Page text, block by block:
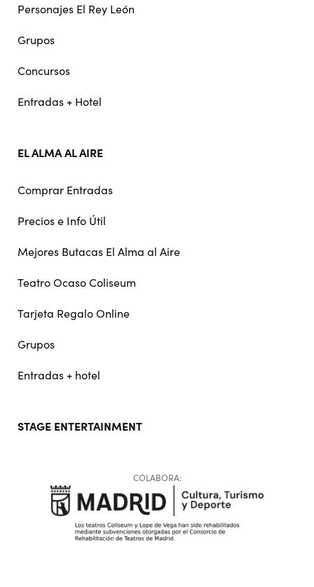
Personajes El Rey León
Grupos
Concursos
Entradas + Hotel
EL ALMA AL AIRE
Comprar Entradas
Precios e Info Útil
Mejores Butacas El Alma al Aire
Teatro Ocaso Coliseum
Tarjeta Regalo Online
Grupos
Entradas + hotel
STAGE ENTERTAINMENT
COLABORA: